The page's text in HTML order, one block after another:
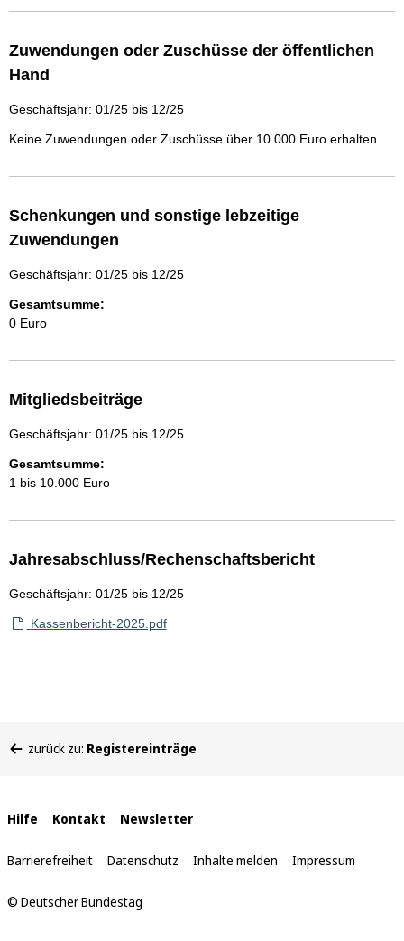
Zuwendungen oder Zuschüsse der öffentlichen
Hand
Geschäftsjahr: 01/25 bis 12/25
Keine Zuwendungen oder Zuschüsse über 10.000 Euro erhalten.
Schenkungen und sonstige lebzeitige
Zuwendungen
Geschäftsjahr: 01/25 bis 12/25
Gesamtsumme:
0 Euro
Mitgliedsbeiträge
Geschäftsjahr: 01/25 bis 12/25
Gesamtsumme:
1 bis 10.000 Euro
Jahresabschluss/Rechenschaftsbericht
Geschäftsjahr: 01/25 bis 12/25
Kassenbericht-2025.pdf
befinden
zurück zu: Registereinträge
Interne
Links
Hilfe Kontakt Newsletter
Barrierefreiheit Datenschutz Inhalte melden Impressum
© Deutscher Bundestag